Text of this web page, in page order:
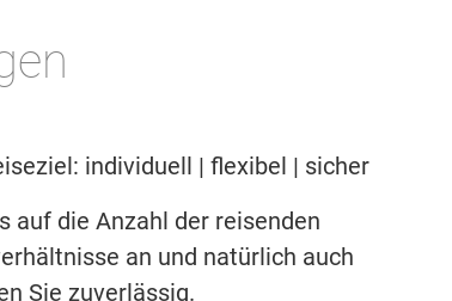
individuell | flexibel | sicher
auf die Anzahl der reisenden
an und natürlich auch
Sie zuverlässig.